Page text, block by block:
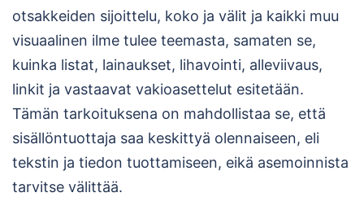
otsakkeiden sijoittelu, koko ja välit ja kaikki muu
visuaalinen ilme tulee teemasta, samaten se,
kuinka listat, lainaukset, lihavointi, alleviivaus,
linkit ja vastaavat vakioasettelut esitetään.
Tämän tarkoituksena on mahdollistaa se, että
sisällöntuottaja saa keskittyä olennaiseen, eli
tekstin ja tiedon tuottamiseen, eikä asemoinnista
tarvitse välittää.